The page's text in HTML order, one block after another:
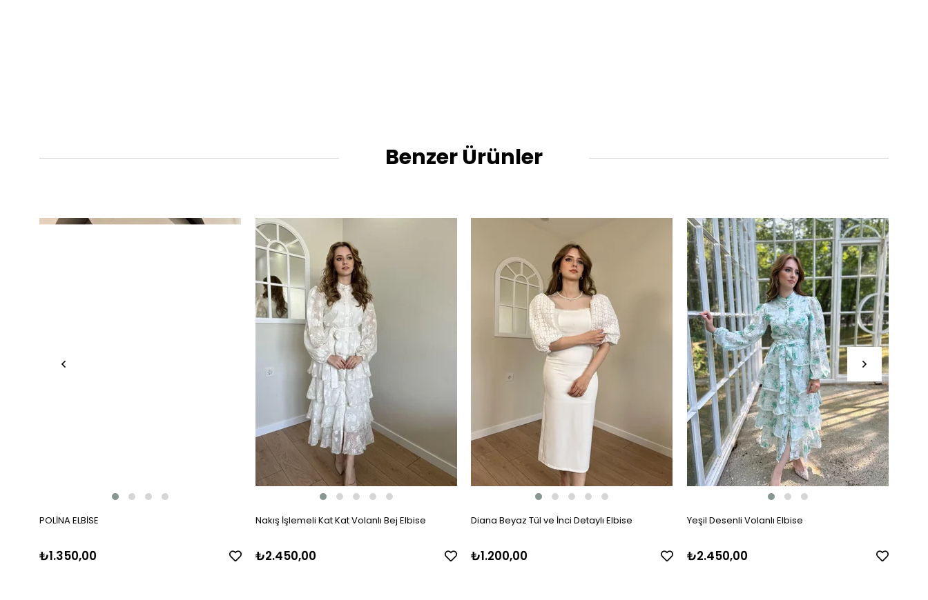
Benzer Ürünler
POLİNA ELBİSE
₺1.350,00
Nakış İşlemeli Kat Kat Volanlı Bej Elbise
₺2.450,00
Diana Beyaz Tül ve İnci Detaylı Elbise
₺1.200,00
Yeşil Desenli Volanlı Elbise
₺2.450,00